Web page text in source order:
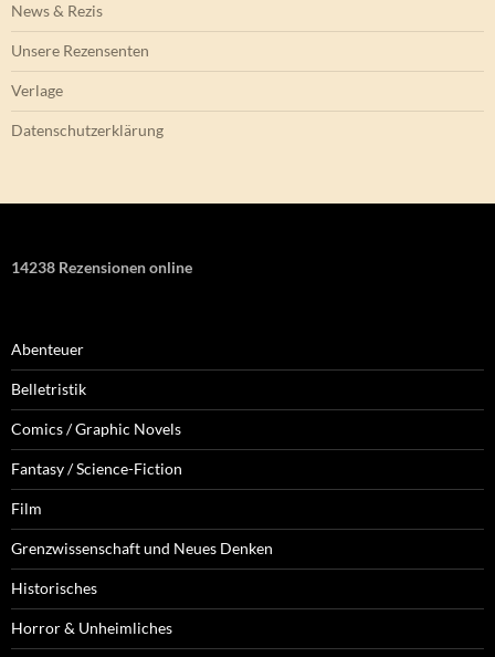
News & Rezis
Unsere Rezensenten
Verlage
Datenschutzerklärung
14238 Rezensionen online
Abenteuer
Belletristik
Comics / Graphic Novels
Fantasy / Science-Fiction
Film
Grenzwissenschaft und Neues Denken
Historisches
Horror & Unheimliches